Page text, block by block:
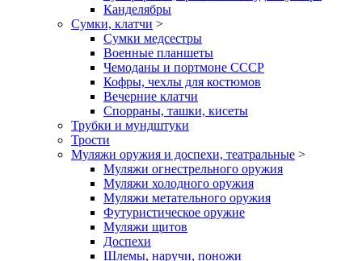
Канделябры
Сумки, клатчи >
Сумки медсестры
Военные планшеты
Чемоданы и портмоне СССР
Кофры, чехлы для костюмов
Вечерние клатчи
Спорраны, ташки, кисеты
Трубки и мундштуки
Трости
Муляжи оружия и доспехи, театральные >
Муляжи огнестрельного оружия
Муляжи холодного оружия
Муляжи метательного оружия
Футуристическое оружие
Муляжи щитов
Доспехи
Шлемы, наручи, поножи